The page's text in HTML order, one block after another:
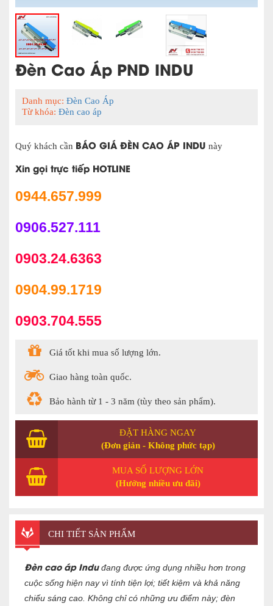
Đèn Cao Áp PND INDU
Danh mục: Đèn Cao Áp
Từ khóa: Đèn cao áp
Quý khách cần BÁO GIÁ ĐÈN CAO ÁP INDU này
Xin gọi trực tiếp HOTLINE
0944.657.999
0906.527.111
0903.24.6363
0904.99.1719
0903.704.555
Giá tốt khi mua số lượng lớn.
Giao hàng toàn quốc.
Bảo hành từ 1 - 3 năm (tùy theo sản phẩm).
ĐẶT HÀNG NGAY
(Đơn giản - Không phức tạp)
MUA SỐ LƯỢNG LỚN
(Hưởng nhiều ưu đãi)
CHI TIẾT SẢN PHẨM
Đèn cao áp Induđang được ứng dụng nhiều hơn trong
cuộc sống hiện nay vì tính tiện lợi; tiết kiệm và khả năng
chiếu sáng cao. Không chỉ có những ưu điểm này; đèn